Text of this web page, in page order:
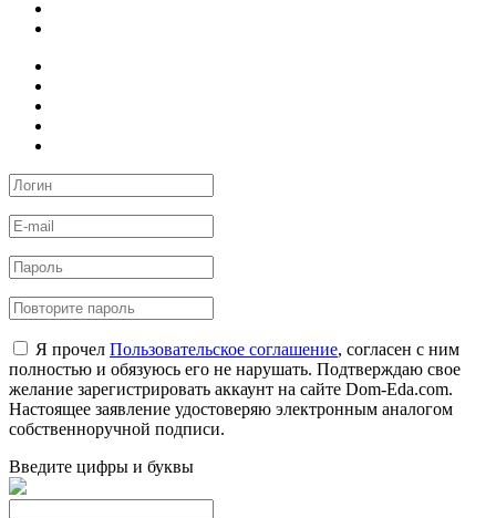
Я прочел Пользовательское соглашение, согласен с ним
полностью и обязуюсь его не нарушать. Подтверждаю свое
желание зарегистрировать аккаунт на сайте Dom-Eda.com.
Настоящее заявление удостоверяю электронным аналогом
собственноручной подписи.
Введите цифры и буквы